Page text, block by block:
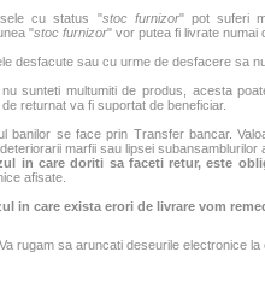
cu status "stoc furnizor" pot suferi
"stoc furnizor" vor putea fi livrate numai
desfacute sau cu urme de desfacere sa
nu sunteti multumiti de produs, acesta
returnat va fi suportat de beneficiar.
banilor se face prin Transfer bancar.
marfii sau lipsei subansamblurilor
in care doriti sa faceti retur, este
afisate.
in care exista erori de livrare vom
Va rugam sa aruncati deseurile electronice